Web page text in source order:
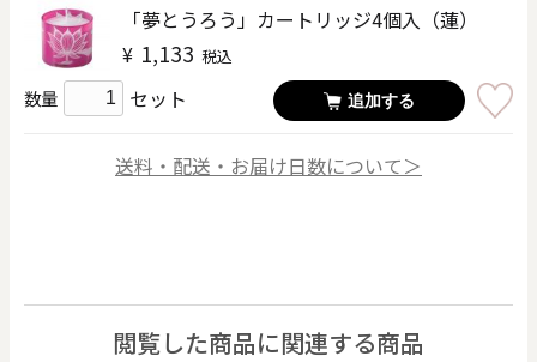
「夢とうろう」カートリッジ4個入（蓮）
¥ 1,133 税込
数量 セット 追加する
送料・配送・お届け日数について＞
閲覧した商品に関連する商品